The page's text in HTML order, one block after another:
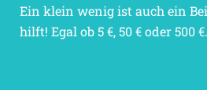
Ein klein wenig ist auch ein
hilft! Egal ob 5 €, 50 € oder 500 €.